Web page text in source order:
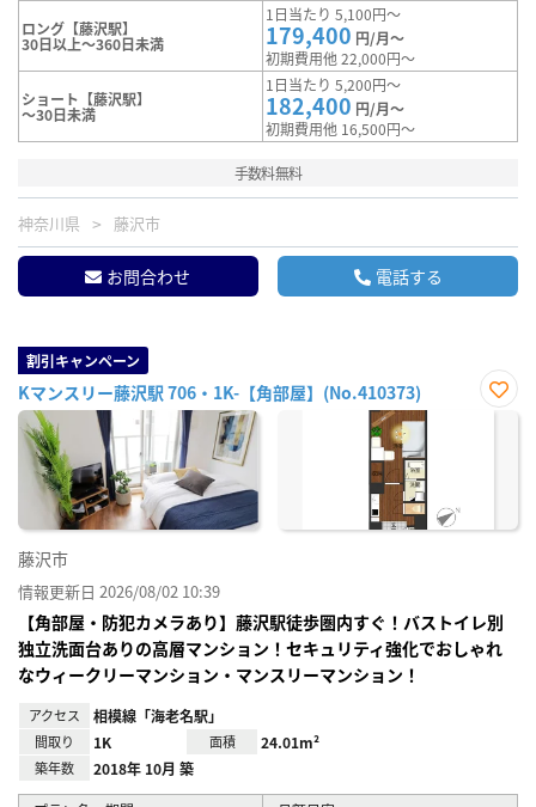
ロング【藤沢駅】
30日以上～360日未満
1日当たり 5,100円～
179,400 円/月～
初期費用他 22,000円～
ショート【藤沢駅】
～30日未満
1日当たり 5,200円～
182,400 円/月～
初期費用他 16,500円～
手数料無料
神奈川県 藤沢市
お問合わせ 電話する
割引キャンペーン
Kマンスリー藤沢駅 706・1K-【角部屋】(No.410373)
お気
藤沢市
情報更新日 2026/08/02 10:39
【角部屋・防犯カメラあり】藤沢駅徒歩圏内すぐ！バストイレ別
独立洗面台ありの高層マンション！セキュリティ強化でおしゃれ
なウィークリーマンション・マンスリーマンション！
アクセス 相模線「海老名駅」
間取り 1K 面積 24.01m²
築年数 2018年 10月 築